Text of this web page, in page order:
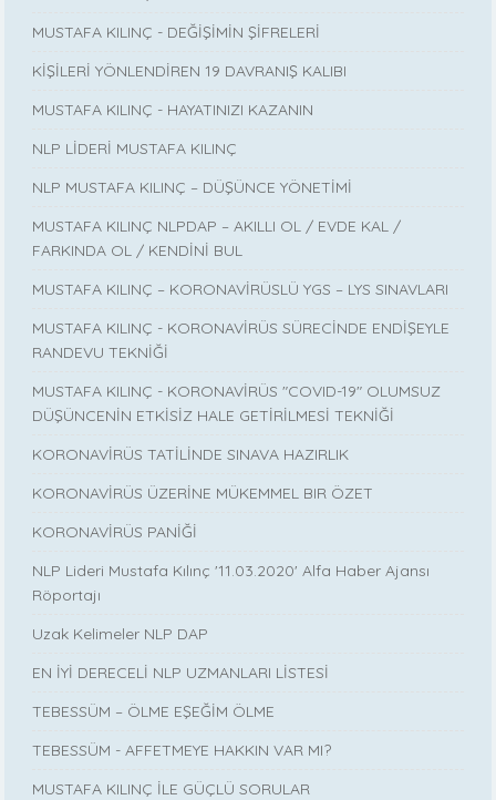
MUSTAFA KILINÇ - DEĞİŞİMİN ŞİFRELERİ
KİŞİLERİ YÖNLENDİREN 19 DAVRANIŞ KALIBI
MUSTAFA KILINÇ - HAYATINIZI KAZANIN
NLP LİDERİ MUSTAFA KILINÇ
NLP MUSTAFA KILINÇ – DÜŞÜNCE YÖNETİMİ
MUSTAFA KILINÇ NLPDAP – AKILLI OL / EVDE KAL /
FARKINDA OL / KENDİNİ BUL
MUSTAFA KILINÇ – KORONAVİRÜSLÜ YGS – LYS SINAVLARI
MUSTAFA KILINÇ - KORONAVİRÜS SÜRECİNDE ENDİŞEYLE
RANDEVU TEKNİĞİ
MUSTAFA KILINÇ - KORONAVİRÜS "COVID-19" OLUMSUZ
DÜŞÜNCENİN ETKİSİZ HALE GETİRİLMESİ TEKNİĞİ
KORONAVİRÜS TATİLİNDE SINAVA HAZIRLIK
KORONAVİRÜS ÜZERİNE MÜKEMMEL BIR ÖZET
KORONAVİRÜS PANİĞİ
NLP Lideri Mustafa Kılınç '11.03.2020' Alfa Haber Ajansı
Röportajı
Uzak Kelimeler NLP DAP
EN İYİ DERECELİ NLP UZMANLARI LİSTESİ
TEBESSÜM – ÖLME EŞEĞİM ÖLME
TEBESSÜM - AFFETMEYE HAKKIN VAR MI?
MUSTAFA KILINÇ İLE GÜÇLÜ SORULAR